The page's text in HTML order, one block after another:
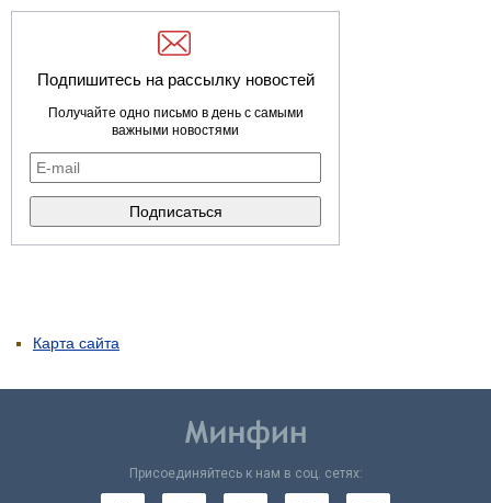
Подпишитесь на рассылку новостей
Получайте одно письмо в день с самыми
важными новостями
Карта сайта
Присоединяйтесь к нам в соц. сетях: